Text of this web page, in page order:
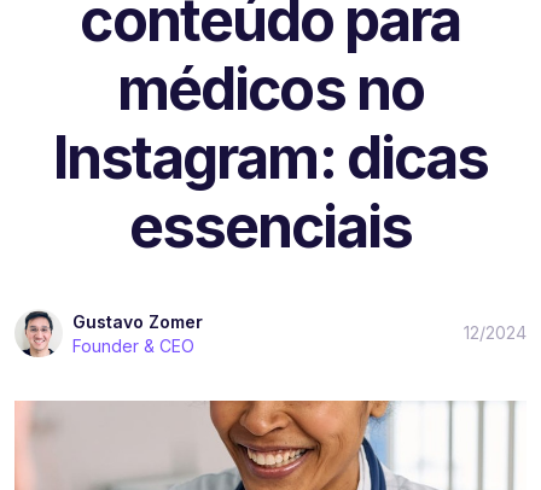
conteúdo para
médicos no
Instagram: dicas
essenciais
Gustavo Zomer
Founder & CEO
12/2024